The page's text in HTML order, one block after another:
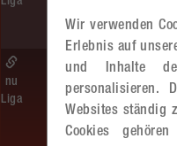
roomz JAGS Devils
So. 14.06.2026 | 10:30
ÖMS WU12 HF
SC HIT/UHC Absam –
MADx WAT Atzgersdorf
nu
Liga
Wir verwenden
Erlebnis auf
und Inhalte
personalisieren.
Websites ständig
Cookies